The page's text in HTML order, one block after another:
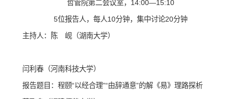
哲管院第二会议室，14:00—15:10
5位报告人，每人10分钟，集中讨论20分钟
主持人：陈 岘（湖南大学）
闫利春（河南科技大学）
报告题目：程颐“以经合理”“由辞通意”的解《易》理路探析